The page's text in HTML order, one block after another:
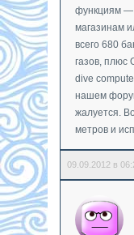
функциям —
магазинам
всего 680
газов,
dive
нашем
жалуется.
метров и
09.09.2012 в